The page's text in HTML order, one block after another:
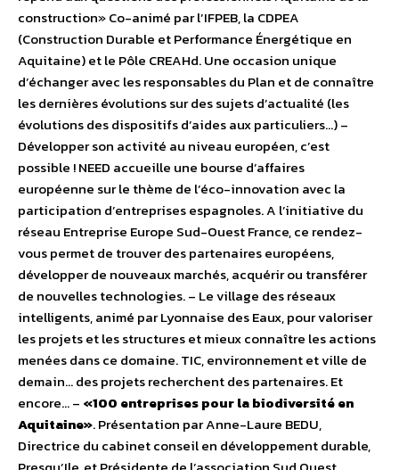
construction» Co-animé par l’IFPEB, la CDPEA
(Construction Durable et Performance Énergétique en
Aquitaine) et le Pôle CREAHd. Une occasion unique
d’échanger avec les responsables du Plan et de connaître
les dernières évolutions sur des sujets d’actualité (les
évolutions des dispositifs d’aides aux particuliers…) –
Développer son activité au niveau européen, c’est
possible ! NEED accueille une bourse d’affaires
européenne sur le thème de l’éco-innovation avec la
participation d’entreprises espagnoles. A l’initiative du
réseau Entreprise Europe Sud-Ouest France, ce rendez-
vous permet de trouver des partenaires européens,
développer de nouveaux marchés, acquérir ou transférer
de nouvelles technologies. – Le village des réseaux
intelligents, animé par Lyonnaise des Eaux, pour valoriser
les projets et les structures et mieux connaître les actions
menées dans ce domaine. TIC, environnement et ville de
demain… des projets recherchent des partenaires. Et
encore… – «100 entreprises pour la biodiversité en
Aquitaine». Présentation par Anne-Laure BEDU,
Directrice du cabinet conseil en développement durable,